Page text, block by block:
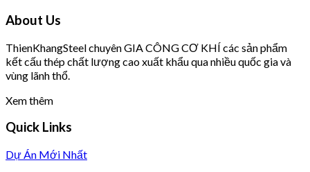
About Us
ThienKhangSteel chuyên GIA CÔNG CƠ KHÍ các sản phẩm
kết cấu thép chất lượng cao xuất khẩu qua nhiều quốc gia và
vùng lãnh thổ.
Xem thêm
Quick Links
Dự Án Mới Nhất